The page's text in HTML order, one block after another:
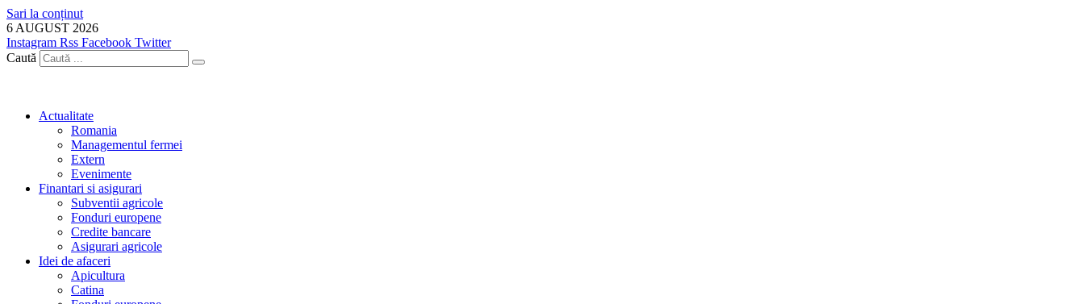
Sari la conținut
6 AUGUST 2026
Instagram Rss Facebook Twitter
Caută
Actualitate
Romania
Managementul fermei
Extern
Evenimente
Finantari si asigurari
Subventii agricole
Fonduri europene
Credite bancare
Asigurari agricole
Idei de afaceri
Apicultura
Catina